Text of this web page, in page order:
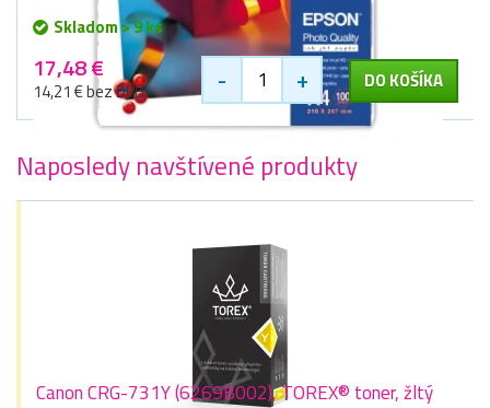
Skladom > 9 ks
17,48 €
14,21 € bez DPH - + DO KOŠÍKA
Naposledy navštívené produkty
Canon CRG-731Y (6269B002), TOREX® toner, žltý